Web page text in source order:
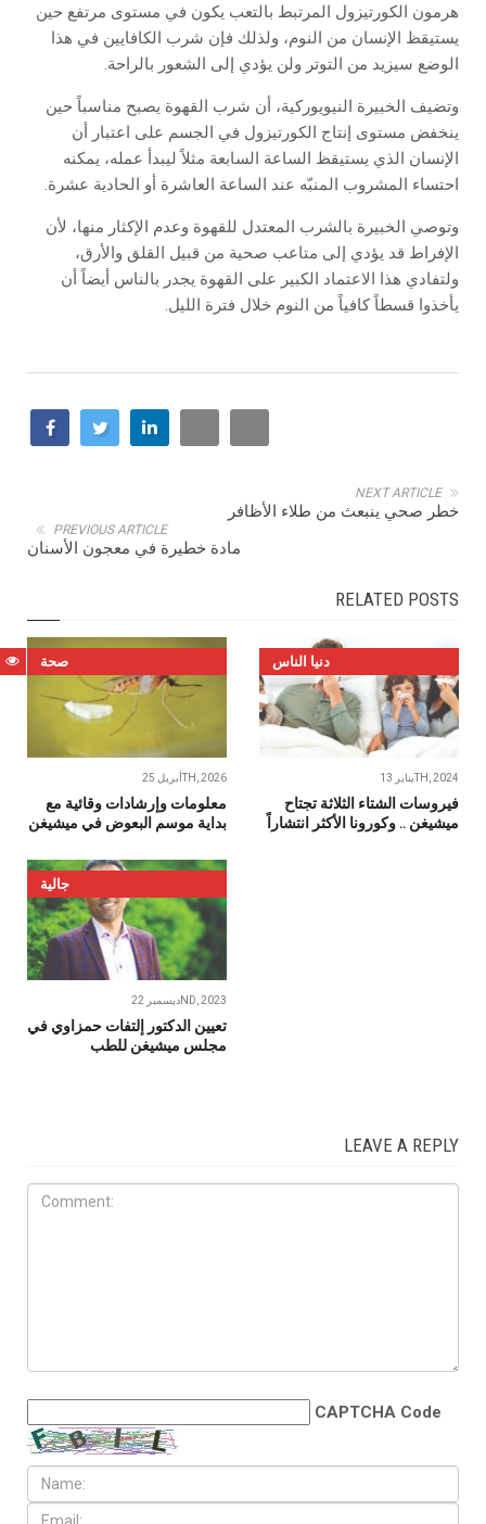
هرمون الكورتيزول المرتبط بالتعب يكون في مستوى مرتفع حين
يستيقظ الإنسان من النوم، ولذلك فإن شرب الكافايين في هذا
الوضع سيزيد من التوتر ولن يؤدي إلى الشعور بالراحة.
وتضيف الخبيرة النيويوركية، أن شرب القهوة يصبح مناسباً حين
ينخفض مستوى إنتاج الكورتيزول في الجسم على اعتبار أن
الإنسان الذي يستيقظ الساعة السابعة مثلاً ليبدأ عمله، يمكنه
احتساء المشروب المنبّه عند الساعة العاشرة أو الحادية عشرة.
وتوصي الخبيرة بالشرب المعتدل للقهوة وعدم الإكثار منها، لأن
الإفراط قد يؤدي إلى متاعب صحية من قبيل القلق والأرق،
ولتفادي هذا الاعتماد الكبير على القهوة يجدر بالناس أيضاً أن
يأخذوا قسطاً كافياً من النوم خلال فترة الليل.
NEXT ARTICLE
خطر صحي ينبعث من طلاء الأظافر
PREVIOUS ARTICLE
مادة خطيرة في معجون الأسنان
RELATED POSTS
صحة
أبريل 25TH, 2026
‬بداية‭ ‬موسم‭ ‬البعوض‭ ‬في‭ ‬ميشيغن
دنيا الناس
يناير 13TH, 2024
فيروسات الشتاء الثلاثة تجتاح
ميشيغن .. وكورونا الأكثر انتشاراً
جالية
ديسمبر 22ND, 2023
تعيين الدكتور إلتفات حمزاوي في
مجلس ميشيغن للطب
LEAVE A REPLY
CAPTCHA Code